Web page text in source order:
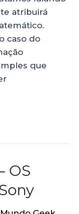
atribuirá
caso do
que
OS